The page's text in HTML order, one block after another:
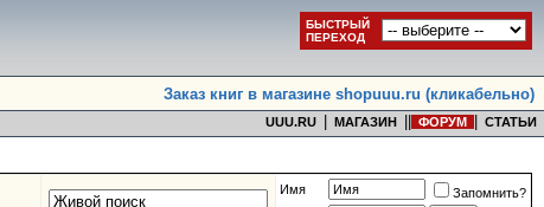
БЫСТРЫЙ
ПЕРЕХОД
Заказ книг в магазине shopuuu.ru (кликабельно)
UUU.RU МАГАЗИН ФОРУМ СТАТЬИ
Имя
Запомнить?